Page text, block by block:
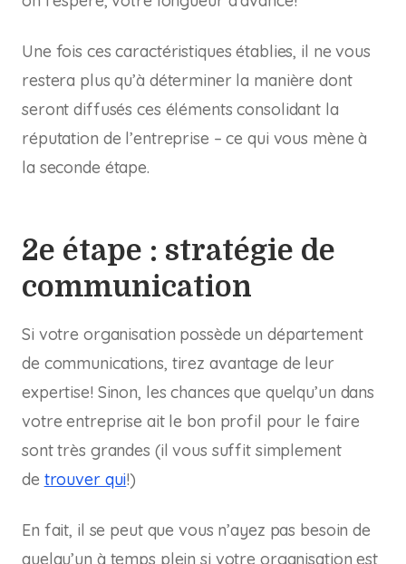
Une fois ces caractéristiques établies, il ne vous
restera plus qu’à déterminer la manière dont
seront diffusés ces éléments consolidant la
réputation de l’entreprise – ce qui vous mène à
la seconde étape.
2e étape : stratégie de
communication
Si votre organisation possède un département
de communications, tirez avantage de leur
expertise! Sinon, les chances que quelqu’un dans
votre entreprise ait le bon profil pour le faire
sont très grandes (il vous suffit simplement
de trouver qui!)
En fait, il se peut que vous n’ayez pas besoin de
quelqu’un à temps plein si votre organisation est